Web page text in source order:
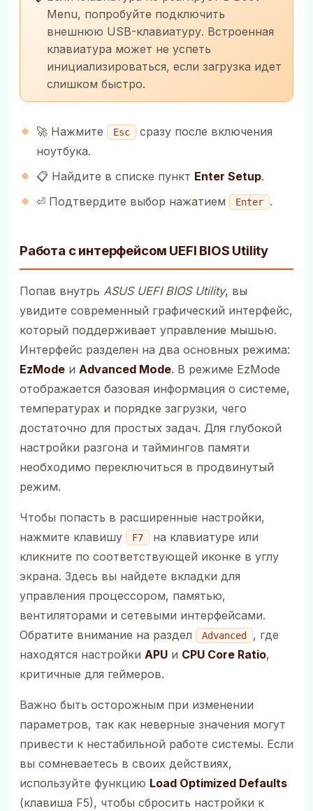
Menu, попробуйте подключить
внешнюю USB-клавиатуру. Встроенная
клавиатура может не успеть
инициализироваться, если загрузка идет
слишком быстро.
🚀 Нажмите Esc
сразу после включения
ноутбука.
📋 Найдите в списке пункт Enter Setup.
⏎ Подтвердите выбор нажатием
Enter .
Работа с интерфейсом UEFI BIOS Utility
Попав внутрь ASUS UEFI BIOS Utility, вы
увидите современный графический интерфейс,
который поддерживает управление мышью.
Интерфейс разделен на два основных режима:
EzMode и Advanced Mode. В режиме EzMode
отображается базовая информация о системе,
температурах и порядке загрузки, чего
достаточно для простых задач. Для глубокой
настройки разгона и таймингов памяти
необходимо переключиться в продвинутый
режим.
Чтобы попасть в расширенные настройки,
нажмите клавишу
F7
на клавиатуре или
кликните по соответствующей иконке в углу
экрана. Здесь вы найдете вкладки для
управления процессором, памятью,
вентиляторами и сетевыми интерфейсами.
Обратите внимание на раздел
Advanced
, где
находятся настройки APU и CPU Core Ratio,
критичные для геймеров.
Важно быть осторожным при изменении
параметров, так как неверные значения могут
привести к нестабильной работе системы. Если
вы сомневаетесь в своих действиях,
используйте функцию Load Optimized Defaults
(клавиша F5), чтобы сбросить настройки к